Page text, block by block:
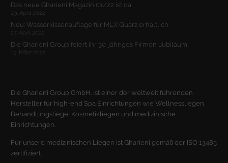
Das neue Gharieni Magazin 01/22 ist da
29. April 2022
Neu: Wasserkissenauflage für MLX Quarz erhältlich
27. April 2022
Die Gharieni Group feiert ihr 30-jähriges Firmen-Jubiläum
15. März 2022
Die Gharieni Group GmbH. ist einer der weltweit führenden
Hersteller für high-end Spa Einrichtungen wie Wellnessliegen,
Behandlungsliege, Kosmetikliegen und medizinische
Einrichtungen.
Für unsere medizinischen Liegen ist Gharieni gemäß der ISO 13485
zertifiziert.